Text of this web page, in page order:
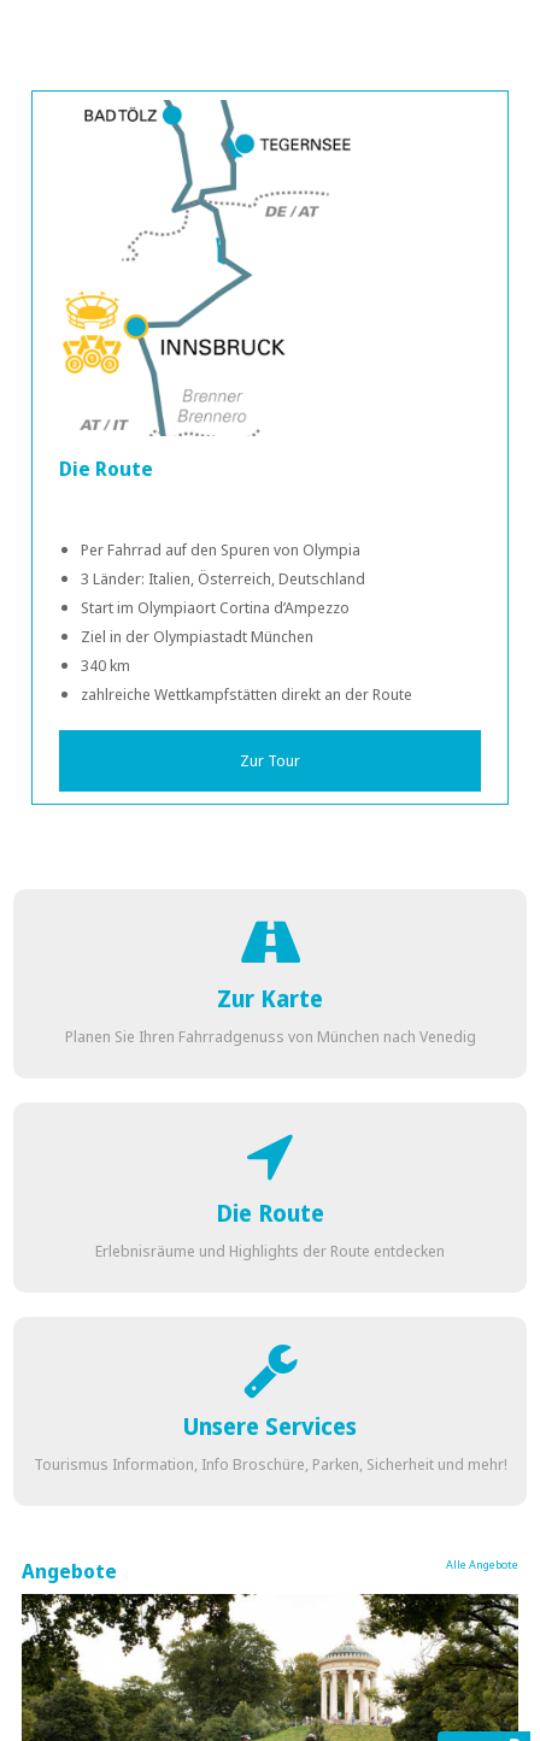
Die Route
Per Fahrrad auf den Spuren von Olympia
3 Länder: Italien, Österreich, Deutschland
Start im Olympiaort Cortina d’Ampezzo
Ziel in der Olympiastadt München
340 km
zahlreiche Wettkampfstätten direkt an der Route
Zur Tour
Zur Karte
Planen Sie Ihren Fahrradgenuss von München nach Venedig
Die Route
Erlebnisräume und Highlights der Route entdecken
Unsere Services
Tourismus Information, Info Broschüre, Parken, Sicherheit und mehr!
Angebote Alle Angebote